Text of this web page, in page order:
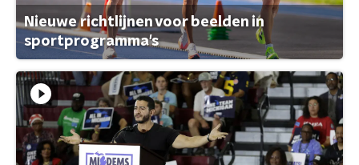
Nieuwe richtlijnen voor beelden in
sportprogramma's